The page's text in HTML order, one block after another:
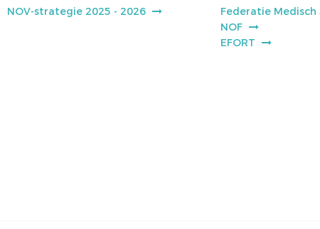
NOV-strategie 2025 - 2026
Federatie Medisch
NOF
EFORT